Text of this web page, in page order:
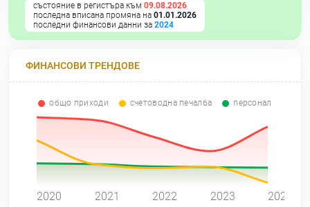
състояние в регистъра към 09.08.2026
последна вписана промяна на 01.01.2026
последни финансови данни за 2024
ФИНАНСОВИ ТРЕНДОВЕ
общо приходи счетоводна печалба персонал
2020 2021 2022 2023 2024